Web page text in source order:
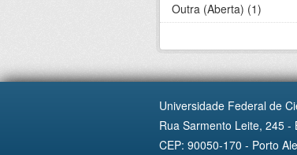
Outra (Aberta) (1)
Universidade Federal de
Rua Sarmento Leite, 245 -
CEP: 90050-170 - Porto